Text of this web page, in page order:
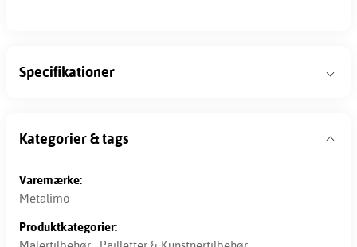
Specifikationer
Kategorier & tags
Varemærke:
Metalimo
Produktkategorier: